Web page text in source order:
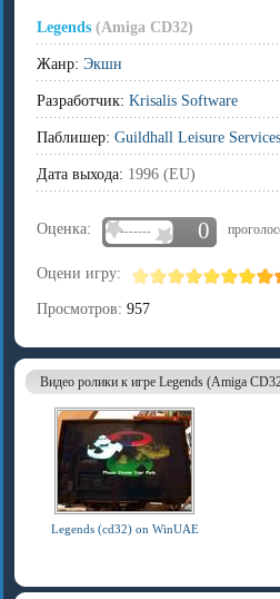
Legends (Amiga CD32)
Жанр: Экшн
Разработчик: Krisalis Software
Паблишер: Guildhall Leisure
Дата выхода: 1996 (EU)
Оценка: ------- 0
Оцени игру:
Просмотров: 957
Видео ролики к игре Legends (Amiga
Legends (cd32) on WinUAE